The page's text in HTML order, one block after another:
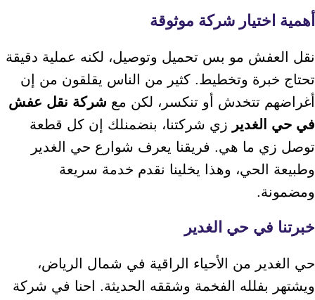
أهمية اختيار شركة موثوقة
نقل العفش مو بس تحميل وتوصيل، لكنه عملية دقيقة
تحتاج خبرة وتخطيط. كثير من الناس يقلقون من إن
أغراضهم تتخدش أو تنكسر، لكن مع شركة نقل عفش
في حي الغدير زي شركتنا، بنضمنلك إن كل قطعة
توصل زي ما هي. فريقنا يعرف شوارع حي الغدير
وطبيعة الحي، وهذا يخلينا نقدم خدمة سريعة
ومضمونة.
خبرتنا في حي الغدير
حي الغدير من الأحياء الراقية في شمال الرياض،
ويشتهر بفلله الفخمة وشققه الحديثة. احنا في شركة